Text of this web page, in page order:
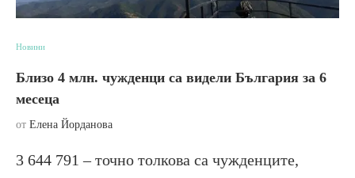
Новини
Близо 4 млн. чужденци са видели България за 6
месеца
от Елена Йорданова
3 644 791 – точно толкова са чужденците,